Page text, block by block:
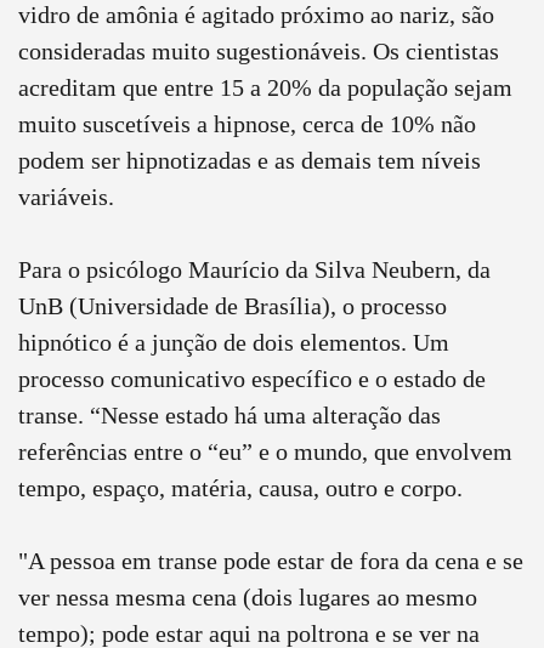
vidro de amônia é agitado próximo ao nariz, são
consideradas muito sugestionáveis. Os cientistas
acreditam que entre 15 a 20% da população sejam
muito suscetíveis a hipnose, cerca de 10% não
podem ser hipnotizadas e as demais tem níveis
variáveis.
Para o psicólogo Maurício da Silva Neubern, da
UnB (Universidade de Brasília), o processo
hipnótico é a junção de dois elementos. Um
processo comunicativo específico e o estado de
transe. “Nesse estado há uma alteração das
referências entre o “eu” e o mundo, que envolvem
tempo, espaço, matéria, causa, outro e corpo.
"A pessoa em transe pode estar de fora da cena e se
ver nessa mesma cena (dois lugares ao mesmo
tempo); pode estar aqui na poltrona e se ver na